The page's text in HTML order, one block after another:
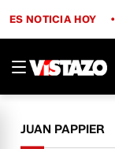
ES NOTICIA HOY
JUAN PAPPIER